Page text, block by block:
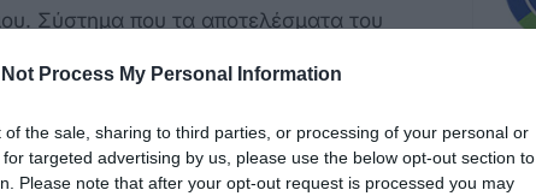
Not Process My Personal Information
of the sale, sharing to third parties, or processing of your personal or
targeted advertising by us, please use the below opt-out section to
Please note that after your opt-out request is processed you may
Σύστημα που τα αποτελέσματα του
που θα ακολουθήσουν για
εκλογών στοχεύουν στην αλλαγή
μας που θα αποδεικνύουν την